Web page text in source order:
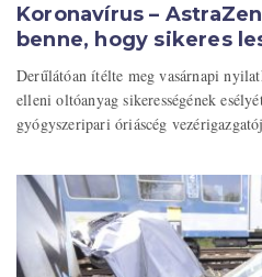
Koronavírus –
benne, hogy sikeres
Derűlátóan ítélte meg vasárnapi
elleni oltóanyag sikerességének
gyógyszeripari óriáscég